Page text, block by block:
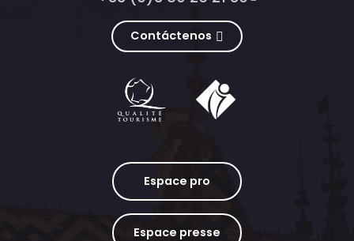
Contáctenos
Espace pro
Espace presse